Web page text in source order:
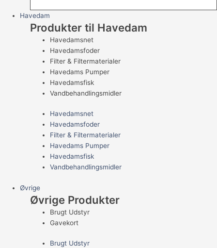
Havedam
Produkter til Havedam
Havedamsnet
Havedamsfoder
Filter & Filtermaterialer
Havedams Pumper
Havedamsfisk
Vandbehandlingsmidler
Havedamsnet
Havedamsfoder
Filter & Filtermaterialer
Havedams Pumper
Havedamsfisk
Vandbehandlingsmidler
Øvrige
Øvrige Produkter
Brugt Udstyr
Gavekort
Brugt Udstyr